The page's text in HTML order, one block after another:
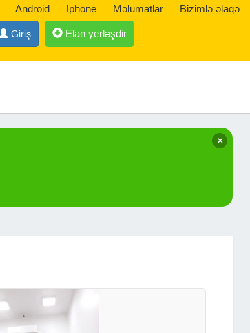
Android Iphone Məlumatlar Bizimlə əlaqə
Giriş Elan yerləşdir
✕